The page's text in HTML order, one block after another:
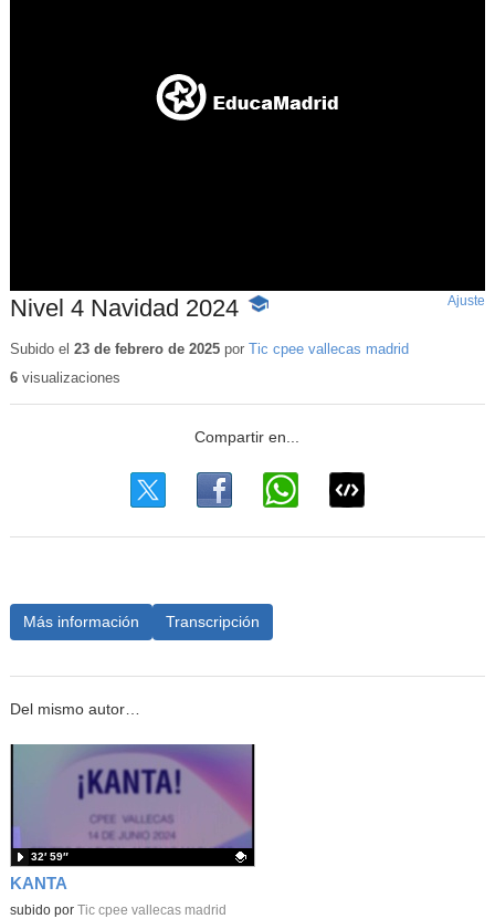
Nivel 4 Navidad 2024 -
educativo
Ajuste
Subido el 23 de febrero de 2025por Tic cpee vallecas madrid
6visualizaciones
Más información Transcripción
Del mismo autor…
KANTA
Contenido educativo.
subido por Tic cpee vallecas madrid
32′ 59″